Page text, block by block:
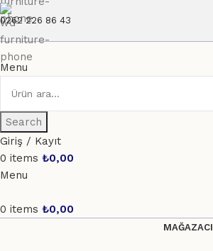
0262 226 86 43
Menu
Search
Giriş / Kayıt
0 items ₺0,00
Menu
0 items ₺0,00